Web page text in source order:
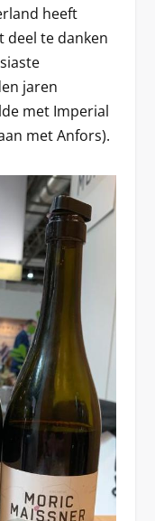
heeft
deel te danken
jaren
met Imperial
met Anfors).